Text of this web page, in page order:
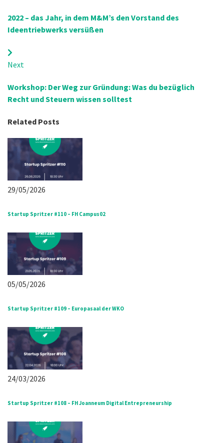
2022 – das Jahr, in dem M&M’s den Vorstand des
Ideentriebwerks versüßen
Next
Workshop: Der Weg zur Gründung: Was du bezüglich
Recht und Steuern wissen solltest
Related Posts
29/05/2026
Startup Spritzer #110 – FH Campus02
05/05/2026
Startup Spritzer #109 – Europasaal der WKO
24/03/2026
Startup Spritzer #108 – FH Joanneum Digital Entrepreneurship